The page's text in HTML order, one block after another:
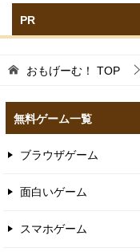
PR
おもげーむ！ TOP
無料ゲーム一覧
ブラウザゲーム
面白いゲーム
スマホゲーム